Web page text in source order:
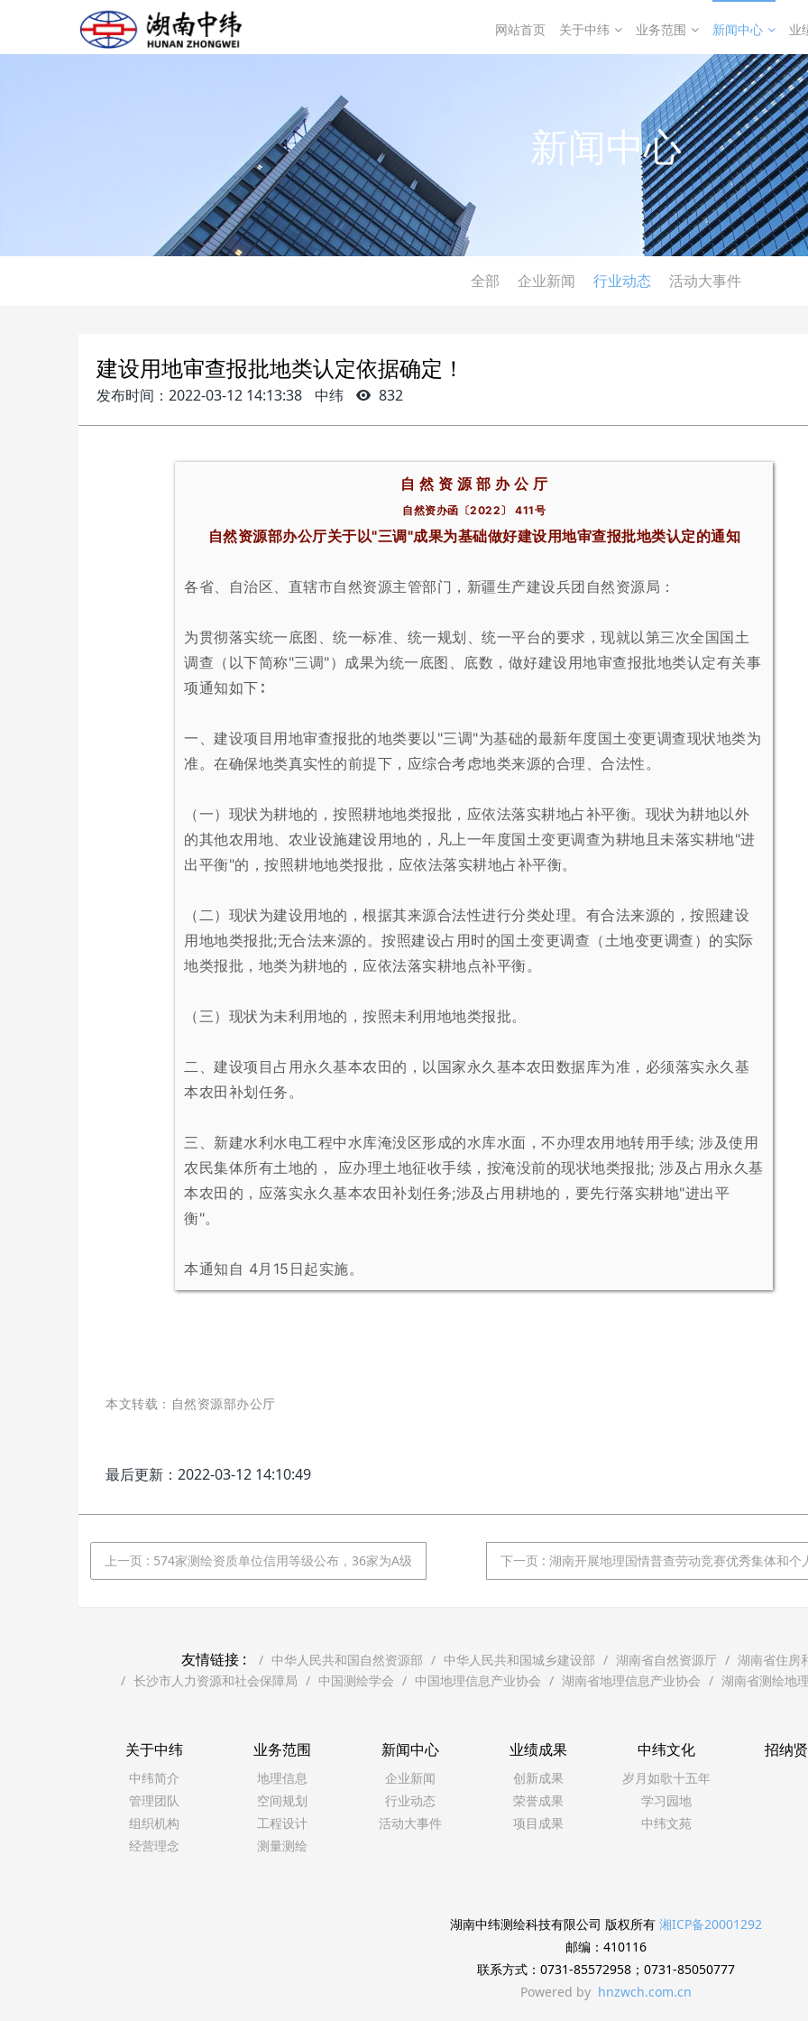
网站首页 关于中纬 业务范围 新闻中心 业
新闻中心
全部 企业新闻 行业动态 活动大事件
建设用地审查报批地类认定依据确定！
发布时间：2022-03-12 14:13:38 中纬 832
自 然 资 源 部 办 公 厅
自然资办函〔2022〕 411号
自然资源部办公厅关于以"三调"成果为基础做好建设用地审查报批地类认定的通知
各省、自治区、直辖市自然资源主管部门，新疆生产建设兵团自然资源局：
为贯彻落实统一底图、统一标准、统一规划、统一平台的要求，现就以第三次全国国土
调查（以下简称"三调"）成果为统一底图、底数，做好建设用地审查报批地类认定有关事
项通知如下∶
一、建设项目用地审查报批的地类要以"三调"为基础的最新年度国土变更调查现状地类为
准。在确保地类真实性的前提下，应综合考虑地类来源的合理、合法性。
（一）现状为耕地的，按照耕地地类报批，应依法落实耕地占补平衡。现状为耕地以外
的其他农用地、农业设施建设用地的，凡上一年度国土变更调查为耕地且未落实耕地"进
出平衡"的，按照耕地地类报批，应依法落实耕地占补平衡。
（二）现状为建设用地的，根据其来源合法性进行分类处理。 有合法来源的，按照建设
用地地类报批;无合法来源的。按照建设占用时的国土变更调查（土地变更调查）的实际
地类报批，地类为耕地的，应依法落实耕地点补平衡。
（三）现状为未利用地的，按照未利用地地类报批。
二、建设项目占用永久基本农田的，以国家永久基本农田数据库为准，必须落实永久基
本农田补划任务。
三、新建水利水电工程中水库淹没区形成的水库水面，不办理农用地转用手续; 涉及使用
农民集体所有土地的， 应办理土地征收手续，按淹没前的现状地类报批; 涉及占用永久基
本农田的，应落实永久基本农田补划任务;涉及占用耕地的，要先行落实耕地"进出平
衡"。
本通知自 4月15日起实施。
本文转载：自然资源部办公厅
最后更新：2022-03-12 14:10:49
上一页 : 574家测绘资质单位信用等级公布，36家为A级 下一页 : 湖南开展地理国情普查劳动竞赛优秀集体和个人将申报省“五一劳动奖章”和“工人
友情链接 : 中华人民共和国自然资源部 中华人民共和国城乡建设部 湖南省自然资源厅
湖南省住房
长沙市人力资源和社会保障局
中国测绘学会 中国地理信息产业协会 湖南省地理信息产业协会 湖南省测绘地
关于中纬
中纬简介
管理团队
组织机构
经营理念
业务范围
地理信息
空间规划
工程设计
测量测绘
新闻中心
企业新闻
行业动态
活动大事件
业绩成果
创新成果
荣誉成果
项目成果
中纬文化
岁月如歌十五年
学习园地
中纬文苑
招纳
湖南中纬测绘科技有限公司 版权所有 湘ICP备20001292
邮编：410116
联系方式：0731-85572958；0731-85050777
Powered by hnzwch.com.cn